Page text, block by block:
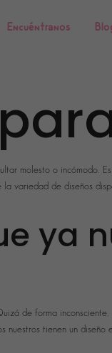
Encuéntranos
molesto o incómodo.
variedad de diseños
ya
de forma
tienen un